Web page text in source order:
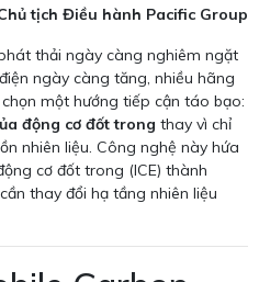
tịch Điều hành Pacific Group
thải ngày càng nghiêm ngặt
ngày càng tăng, nhiều hãng
một hướng tiếp cận táo bạo:
động cơ đốt trong thay vì chỉ
nhiên liệu. Công nghệ này hứa
cơ đốt trong (ICE) thành
thay đổi hạ tầng nhiên liệu